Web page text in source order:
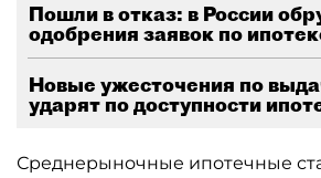
Пошли в отказ: в России
одобрения заявок по
Новые ужесточения по
ударят по доступности
Среднерыночные ипотечные